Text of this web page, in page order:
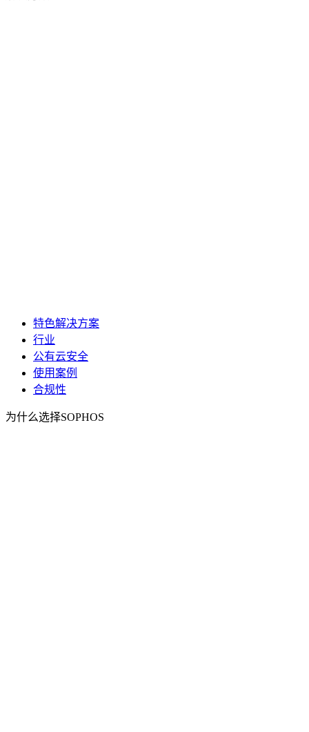
特色解决方案
行业
公有云安全
使用案例
合规性
为什么选择SOPHOS